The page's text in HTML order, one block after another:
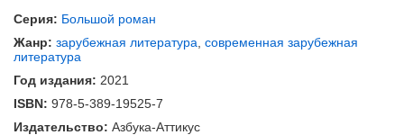
Серия: Большой роман
Жанр: зарубежная литература современная зарубежная
литература
Год издания: 2021
ISBN: 978-5-389-19525-7
Издательство: Азбука-Аттикус